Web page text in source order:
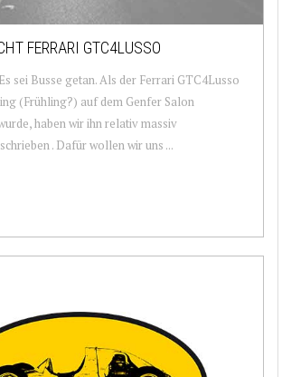
FERRARI GTC4LUSSO
sei Busse getan. Als der Ferrari GTC4Lusso
(Frühling?) auf dem Genfer Salon
haben wir ihn relativ massiv
. Dafür wollen wir uns ...